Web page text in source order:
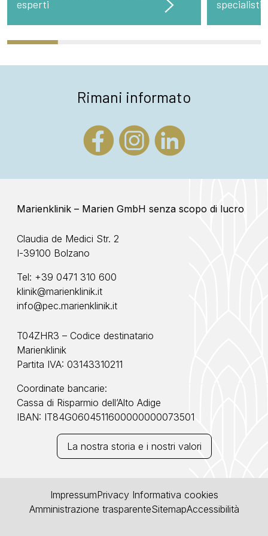
esperti
specialisti
Rimani informato
Marienklinik – Marien GmbH senza scopo di lucro
Claudia de Medici Str. 2
I-39100 Bolzano
Tel: +39 0471 310 600
klinik@marienklinik.it
info@pec.marienklinik.it
T04ZHR3 – Codice destinatario
Marienklinik
Partita IVA: 03143310211
Coordinate bancarie:
Cassa di Risparmio dell’Alto Adige
IBAN: IT84G0604511600000000073501
La nostra storia e i nostri valori
ImpressumPrivacyInformativa cookies
Amministrazione trasparenteSitemapAccessibilità